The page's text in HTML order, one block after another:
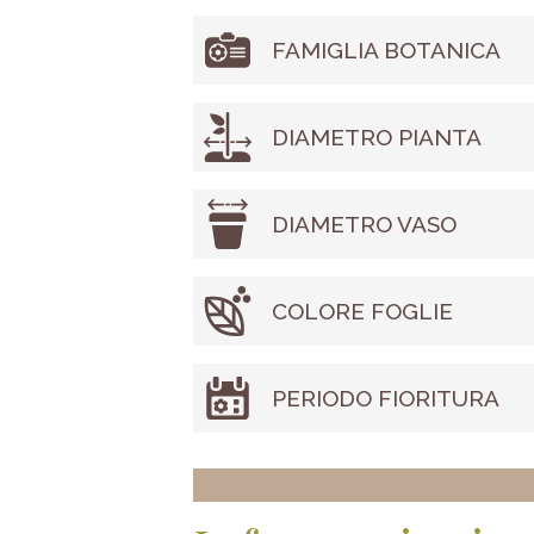
FAMIGLIA BOTANICA
DIAMETRO PIANTA
DIAMETRO VASO
COLORE FOGLIE
PERIODO FIORITURA